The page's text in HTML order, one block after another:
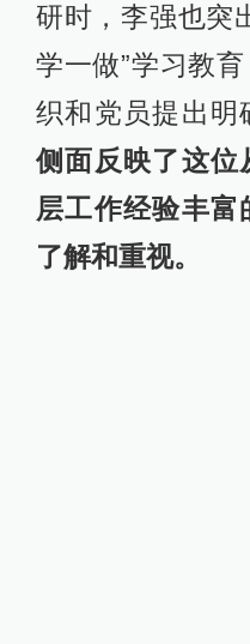
研时，李强也突
学一做”学习教
织和党员提出明
侧面反映了这位
层工作经验丰富
了解和重视。